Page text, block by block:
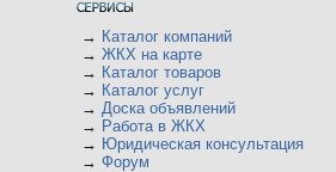
→ Каталог компаний
→ ЖКХ на карте
→ Каталог товаров
→ Каталог услуг
→ Доска объявлений
→ Работа в ЖКХ
→ Юридическая консультация
→ Форум